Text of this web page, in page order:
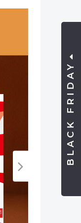
BLACK FRIDAY